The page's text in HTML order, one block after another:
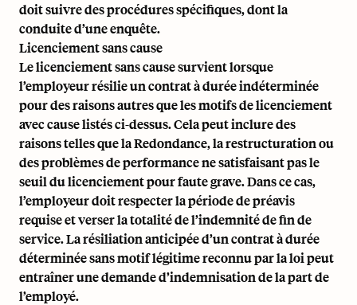
doit suivre des procédures spécifiques, dont la
conduite d’une enquête.
Licenciement sans cause
Le licenciement sans cause survient lorsque
l’employeur résilie un contrat à durée indéterminée
pour des raisons autres que les motifs de licenciement
avec cause listés ci-dessus. Cela peut inclure des
raisons telles que la Redondance, la restructuration ou
des problèmes de performance ne satisfaisant pas le
seuil du licenciement pour faute grave. Dans ce cas,
l’employeur doit respecter la période de préavis
requise et verser la totalité de l’indemnité de fin de
service. La résiliation anticipée d’un contrat à durée
déterminée sans motif légitime reconnu par la loi peut
entraîner une demande d’indemnisation de la part de
l’employé.